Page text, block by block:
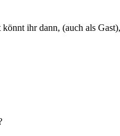
ihr dann, (auch als